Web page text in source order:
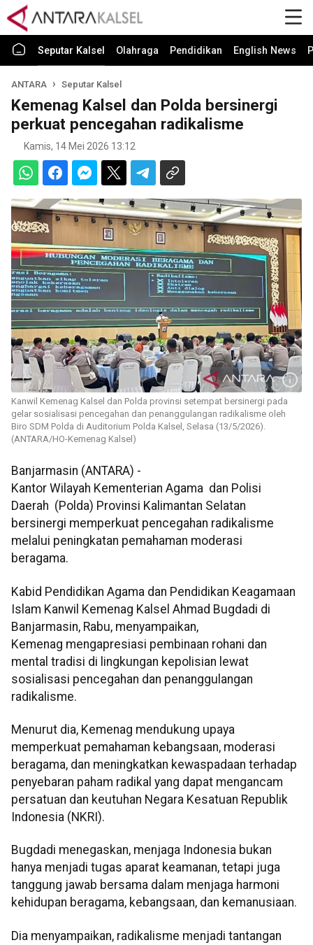
Seputar Kalsel Olahraga Pendidikan English News
ANTARA Seputar Kalsel
Kemenag Kalsel dan Polda bersinergi
perkuat pencegahan radikalisme
Kamis, 14 Mei 2026 13:12
Kanwil Kemenag Kalsel dan Polda provinsi setempat bersinergi pada
gelar sosialisasi pencegahan dan penanggulangan radikalisme oleh
Biro SDM Polda di Auditorium Polda Kalsel, Selasa (13/5/2026).
(ANTARA/HO-Kemenag Kalsel)
Banjarmasin (ANTARA) -
Kantor Wilayah Kementerian Agama dan Polisi
Daerah (Polda) Provinsi Kalimantan Selatan
bersinergi memperkuat pencegahan radikalisme
melalui peningkatan pemahaman moderasi
beragama.
Kabid Pendidikan Agama dan Pendidikan Keagamaan
Islam Kanwil Kemenag Kalsel Ahmad Bugdadi di
Banjarmasin, Rabu, menyampaikan,
Kemenag mengapresiasi pembinaan rohani dan
mental tradisi di lingkungan kepolisian lewat
sosialisasi pencegahan dan penanggulangan
radikalisme.
Menurut dia, Kemenag mendukung upaya
memperkuat pemahaman kebangsaan, moderasi
beragama, dan meningkatkan kewaspadaan terhadap
penyebaran paham radikal yang dapat mengancam
persatuan dan keutuhan Negara Kesatuan Republik
Indonesia (NKRI).
Bugdadi menegaskan, menjaga Indonesia bukan
hanya menjadi tugas aparat keamanan, tetapi juga
tanggung jawab bersama dalam menjaga harmoni
kehidupan beragama, kebangsaan, dan kemanusiaan.
Dia menyampaikan, radikalisme menjadi tantangan